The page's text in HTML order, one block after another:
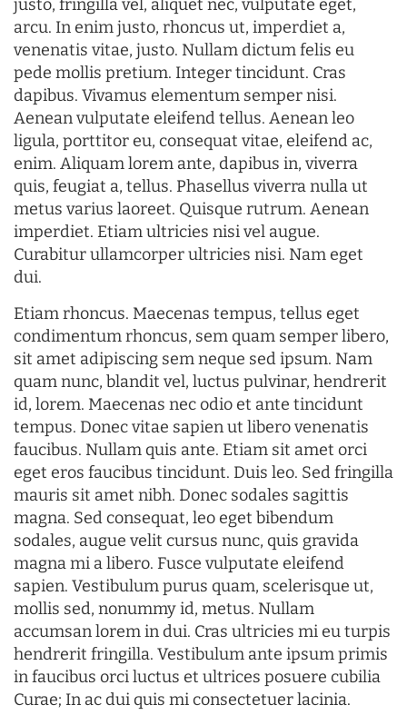
justo, fringilla vel, aliquet nec, vulputate eget,
arcu. In enim justo, rhoncus ut, imperdiet a,
venenatis vitae, justo. Nullam dictum felis eu
pede mollis pretium. Integer tincidunt. Cras
dapibus. Vivamus elementum semper nisi.
Aenean vulputate eleifend tellus. Aenean leo
ligula, porttitor eu, consequat vitae, eleifend ac,
enim. Aliquam lorem ante, dapibus in, viverra
quis, feugiat a, tellus. Phasellus viverra nulla ut
metus varius laoreet. Quisque rutrum. Aenean
imperdiet. Etiam ultricies nisi vel augue.
Curabitur ullamcorper ultricies nisi. Nam eget
dui.
Etiam rhoncus. Maecenas tempus, tellus eget
condimentum rhoncus, sem quam semper libero,
sit amet adipiscing sem neque sed ipsum. Nam
quam nunc, blandit vel, luctus pulvinar, hendrerit
id, lorem. Maecenas nec odio et ante tincidunt
tempus. Donec vitae sapien ut libero venenatis
faucibus. Nullam quis ante. Etiam sit amet orci
eget eros faucibus tincidunt. Duis leo. Sed fringilla
mauris sit amet nibh. Donec sodales sagittis
magna. Sed consequat, leo eget bibendum
sodales, augue velit cursus nunc, quis gravida
magna mi a libero. Fusce vulputate eleifend
sapien. Vestibulum purus quam, scelerisque ut,
mollis sed, nonummy id, metus. Nullam
accumsan lorem in dui. Cras ultricies mi eu turpis
hendrerit fringilla. Vestibulum ante ipsum primis
in faucibus orci luctus et ultrices posuere cubilia
Curae; In ac dui quis mi consectetuer lacinia.